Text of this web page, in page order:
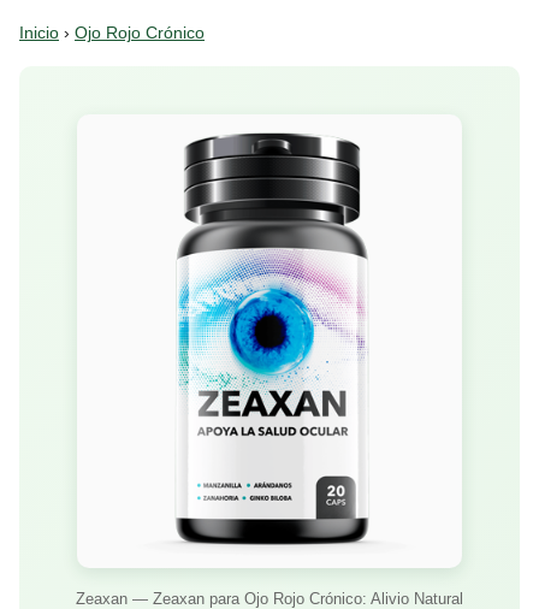
Inicio › Ojo Rojo Crónico
Zeaxan — Zeaxan para Ojo Rojo Crónico: Alivio Natural